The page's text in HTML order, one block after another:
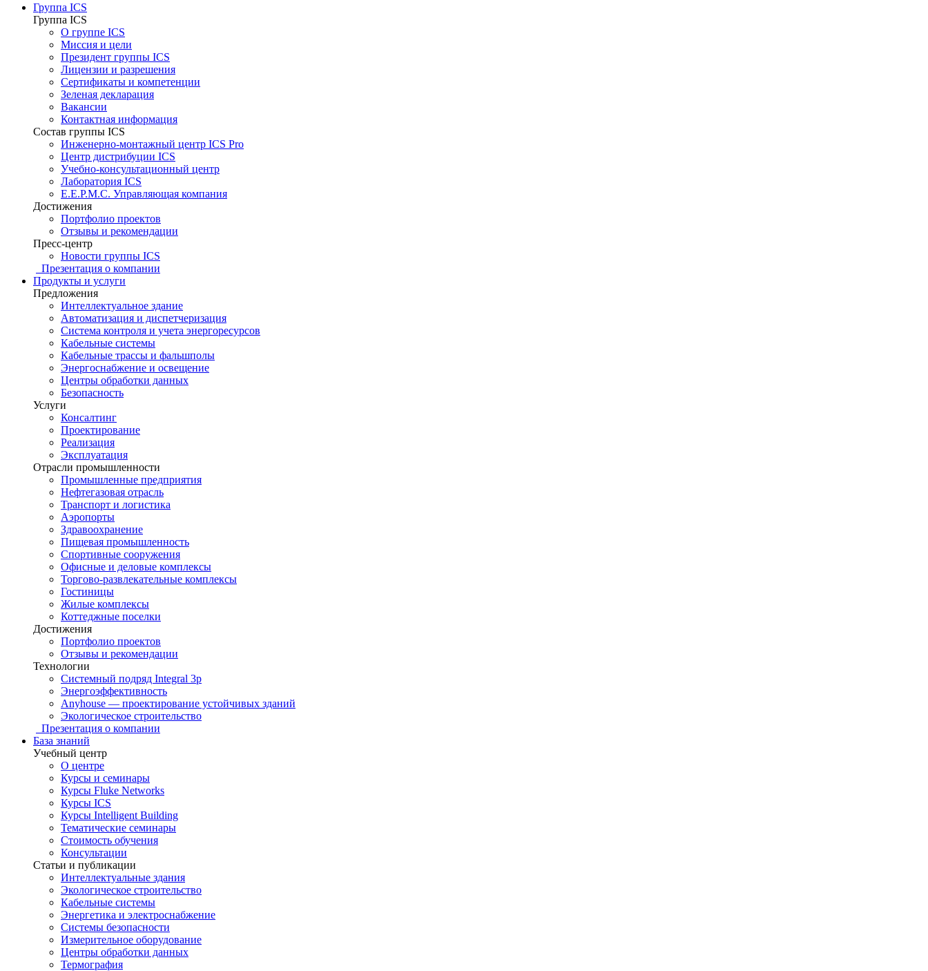
Группа ICS
Группа ICS
О группе ICS
Миссия и цели
Президент группы ICS
Лицензии и разрешения
Сертификаты и компетенции
Зеленая декларация
Вакансии
Контактная информация
Состав группы ICS
Инженерно-монтажный центр ICS Pro
Центр дистрибуции ICS
Учебно-консультационный центр
Лаборатория ICS
E.E.P.M.C. Управляющая компания
Достижения
Портфолио проектов
Отзывы и рекомендации
Пресс-центр
Новости группы ICS
Презентация о компании
Продукты и услуги
Предложения
Интеллектуальное здание
Автоматизация и диспетчеризация
Система контроля и учета энергоресурсов
Кабельные системы
Кабельные трассы и фальшполы
Энергоснабжение и освещение
Центры обработки данных
Безопасность
Услуги
Консалтинг
Проектирование
Реализация
Эксплуатация
Отрасли промышленности
Промышленные предприятия
Нефтегазовая отрасль
Транспорт и логистика
Аэропорты
Здравоохранение
Пищевая промышленность
Спортивные сооружения
Офисные и деловые комплексы
Торгово-развлекательные комплексы
Гостиницы
Жилые комплексы
Коттеджные поселки
Достижения
Портфолио проектов
Отзывы и рекомендации
Технологии
Системный подряд Integral 3p
Энергоэффективность
Anyhouse — проектирование устойчивых зданий
Экологическое строительство
Презентация о компании
База знаний
Учебный центр
О центре
Курсы и семинары
Курсы Fluke Networks
Курсы ICS
Курсы Intelligent Building
Тематические семинары
Стоимость обучения
Консультации
Статьи и публикации
Интеллектуальные здания
Экологическое строительство
Кабельные системы
Энергетика и электроснабжение
Системы безопасности
Измерительное оборудование
Центры обработки данных
Термография